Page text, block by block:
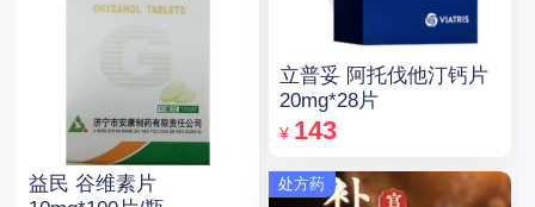
益民 谷维素片
立普妥 阿托伐他汀钙片
20mg*28片
¥ 143
处方药